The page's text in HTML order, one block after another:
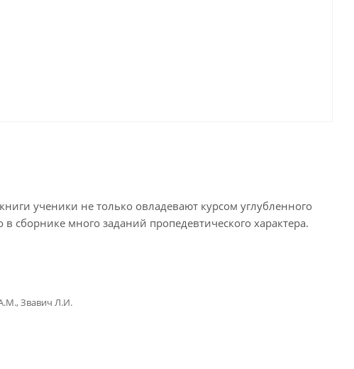
ученики не только овладевают курсом углубленного
сборнике много заданий пропедевтического характера.
Звавич Л.И.